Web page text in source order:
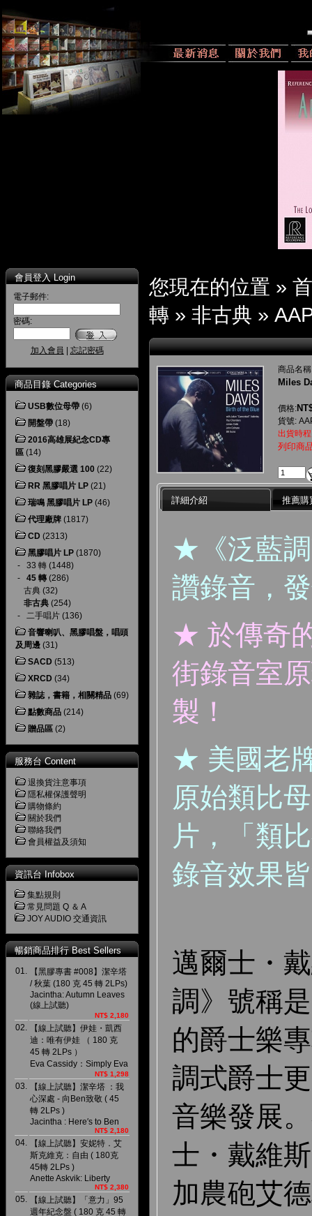
會員登入 Login
電子郵件:
密碼:
加入會員 忘記密碼
商品目錄 Categories
USB數位母帶 (6)
開盤帶 (18)
2016高雄展紀念CD專
區 (14)
復刻黑膠嚴選 100 (22)
RR 黑膠唱片 LP (21)
瑞鳴 黑膠唱片 LP (46)
代理廠牌 (1817)
CD (2313)
黑膠唱片 LP (1870)
- 33 轉 (1448)
- 45 轉 (286)
古典 (32)
非古典 (254)
- 二手唱片 (136)
音響喇叭、黑膠唱盤，唱頭
及周邊 (31)
SACD (513)
XRCD (34)
雜誌，書籍，相關精品 (69)
點數商品 (214)
贈品區 (2)
服務台 Content
退換貨注意事項
隱私權保護聲明
購物條約
關於我們
聯絡我們
會員權益及須知
資訊台 Infobox
集點規則
常見問題 Q ＆ A
JOY AUDIO 交通資訊
暢銷商品排行 Best Sellers
01.
【黑膠專書 #008】潔辛塔
/ 秋葉 (180 克 45 轉 2LPs)
Jacintha: Autumn Leaves
(線上試聽)
NT$ 2,180
02.
【線上試聽】伊娃・凱西
迪：唯有伊娃 （ 180 克
45 轉 2LPs ）
Eva Cassidy：Simply Eva
NT$ 1,298
03.
【線上試聽】潔辛塔 ：我
心深處 - 向Ben致敬 ( 45
轉 2LPs )
Jacintha : Here′s to Ben
NT$ 2,180
04.
【線上試聽】安妮特．艾
斯克維克：自由 ( 180克
45轉 2LPs )
Anette Askvik: Liberty
NT$ 2,380
05.
【線上試聽】「意力」95
週年紀念盤 ( 180 克 45 轉
您現在的位置 »
轉 » 非古典 »
商品名
Miles
價格:
貨號:
出貨時
列印商
詳細介紹 推薦購
★《泛藍
讚錄音，
★ 於傳奇
街錄音室
製！
★ 美國老
原始類比
片，「類
錄音效果
邁爾士・
調》號稱
的爵士樂
調式爵士
音樂發展
士・戴維
加農砲艾